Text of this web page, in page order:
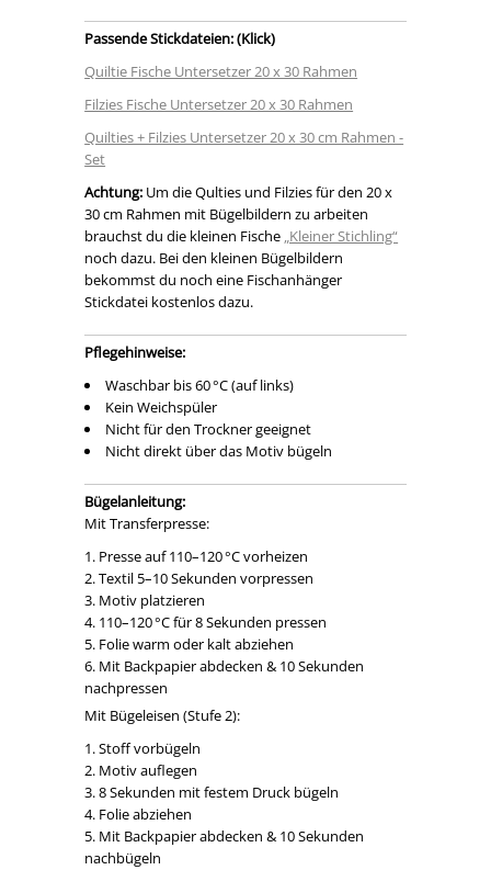
Passende Stickdateien: (Klick)
Quiltie Fische Untersetzer 20 x 30 Rahmen
Filzies Fische Untersetzer 20 x 30 Rahmen
Quilties + Filzies Untersetzer 20 x 30 cm Rahmen -
Set
Achtung: Um die Qulties und Filzies für den 20 x
30 cm Rahmen mit Bügelbildern zu arbeiten
brauchst du die kleinen Fische „Kleiner Stichling“
noch dazu. Bei den kleinen Bügelbildern
bekommst du noch eine Fischanhänger
Stickdatei kostenlos dazu.
Pflegehinweise:
Waschbar bis 60 °C (auf links)
Kein Weichspüler
Nicht für den Trockner geeignet
Nicht direkt über das Motiv bügeln
Bügelanleitung:
Mit Transferpresse:
Presse auf 110–120 °C vorheizen
Textil 5–10 Sekunden vorpressen
Motiv platzieren
110–120 °C für 8 Sekunden pressen
Folie warm oder kalt abziehen
Mit Backpapier abdecken & 10 Sekunden
nachpressen
Mit Bügeleisen (Stufe 2):
Stoff vorbügeln
Motiv auflegen
8 Sekunden mit festem Druck bügeln
Folie abziehen
Mit Backpapier abdecken & 10 Sekunden
nachbügeln